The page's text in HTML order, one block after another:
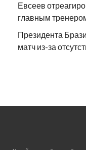
Евсеев
главным
Президента
матч из-за